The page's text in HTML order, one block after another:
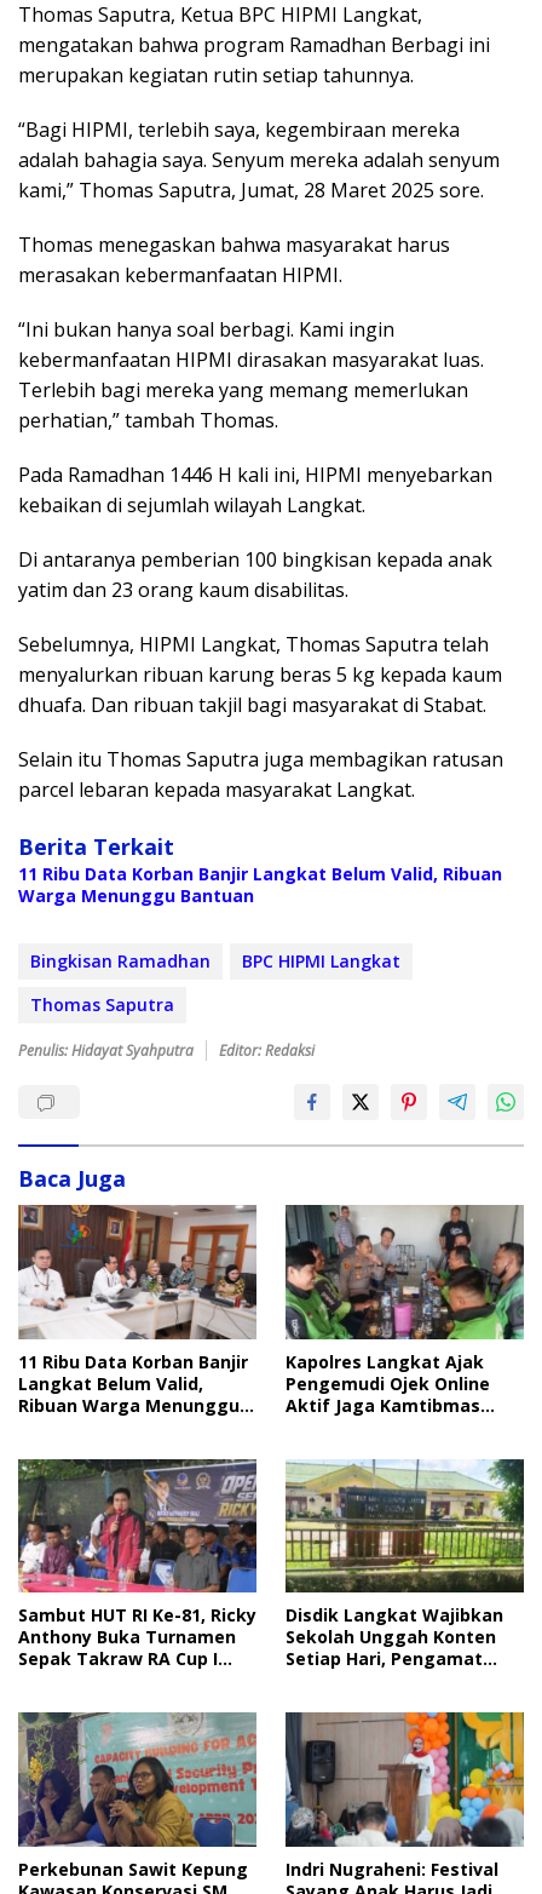
Thomas Saputra, Ketua BPC HIPMI Langkat,
mengatakan bahwa program Ramadhan Berbagi ini
merupakan kegiatan rutin setiap tahunnya.
“Bagi HIPMI, terlebih saya, kegembiraan mereka
adalah bahagia saya. Senyum mereka adalah senyum
kami,” Thomas Saputra, Jumat, 28 Maret 2025 sore.
Thomas menegaskan bahwa masyarakat harus
merasakan kebermanfaatan HIPMI.
“Ini bukan hanya soal berbagi. Kami ingin
kebermanfaatan HIPMI dirasakan masyarakat luas.
Terlebih bagi mereka yang memang memerlukan
perhatian,” tambah Thomas.
Pada Ramadhan 1446 H kali ini, HIPMI menyebarkan
kebaikan di sejumlah wilayah Langkat.
Di antaranya pemberian 100 bingkisan kepada anak
yatim dan 23 orang kaum disabilitas.
Sebelumnya, HIPMI Langkat, Thomas Saputra telah
menyalurkan ribuan karung beras 5 kg kepada kaum
dhuafa. Dan ribuan takjil bagi masyarakat di Stabat.
Selain itu Thomas Saputra juga membagikan ratusan
parcel lebaran kepada masyarakat Langkat.
Berita Terkait
11 Ribu Data Korban Banjir Langkat Belum Valid, Ribuan
Warga Menunggu Bantuan
Bingkisan Ramadhan
BPC HIPMI Langkat
Thomas Saputra
Penulis: Hidayat Syahputra Editor: Redaksi
Baca Juga
11 Ribu Data Korban Banjir
Langkat Belum Valid,
Ribuan Warga Menunggu
Kapolres Langkat Ajak
Pengemudi Ojek Online
Aktif Jaga Kamtibmas
Sambut HUT RI Ke-81, Ricky
Anthony Buka Turnamen
Sepak Takraw RA Cup I
Disdik Langkat Wajibkan
Sekolah Unggah Konten
Setiap Hari, Pengamat
Perkebunan Sawit Kepung
Indri Nugraheni: Festival